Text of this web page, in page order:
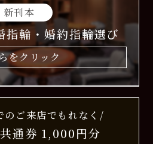
新刊本
指輪・婚約指輪選び
をクリック
のご来店でもれなく/
通券 1,000円分